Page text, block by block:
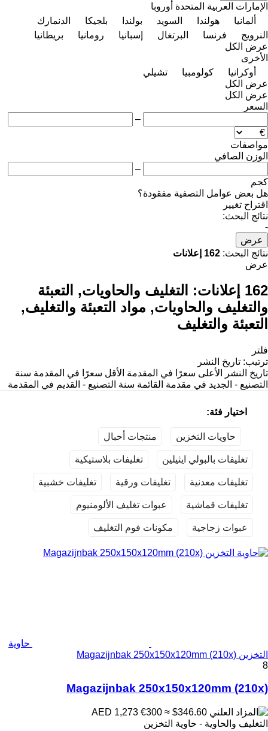
الإمارات العربية المتحدة أوروبا
ألمانيا
هولندا السويد بولندا بلجيكا
الدنمارك
النرويج
فرنسا البرتغال إسبانيا رومانيا
بريطانيا
عرض الكل
الأخرى
أوكرانيا
كولومبيا
تشيلي
عرض الكل
عرض الكل
السعر
–
مواصفات
الوزن الصافي
–
كجم
هل بعض عوامل التصفية مفقودة؟
اقتراح تغيير
نتائج البحث:
-
عرض
نتائج البحث: 162 إعلانات
عرض
162 إعلانات:
التغليف والحاويات, التعبئة
والتغليف والحاويات, مواد التعبئة والتغليف,
التعبئة والتغليف
فلتر
ترتيب: تاريخ النشر
تاريخ النشر
الأعلى سعرًا في المقدمة الأقل سعرًا في المقدمة سنة
التصنيع - الجديد في مقدمة القائمة سنة التصنيع - القديم في المقدمة
اختيار فئة:
حاويات التخزين منتجات أحبال
تغليفات بالبولي ايثيلين تغليفات بلاستيكية
تغليفات معدنية تغليفات ورقية تغليفات خشبية
تغليفات قماشية عبوات تغليف الألومنيوم
عبوات زجاجية مكونات فوم التغليف
حاوية
التخزين Magazijnbak 250x150x120mm (210x)
8
Magazijnbak 250x150x120mm (210x)
€300 ≈ $346.60
التغليف والحاوية - حاوية التخزين